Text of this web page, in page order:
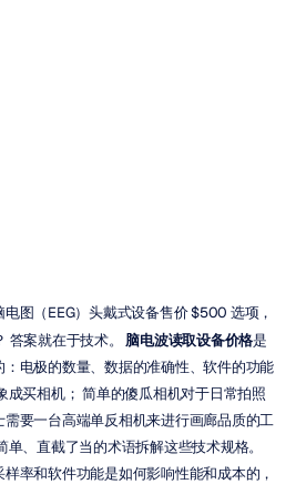
图（EEG）头戴式设备售价 $500 选项，
案就在于技术。
脑电波读取设备价格是
电极的数量、数据的准确性、软件的功能
成买相机； 简单的傻瓜相机对于日常拍照
要一台高端单反相机来进行画廊品质的工
、直截了当的术语拆解这些技术规格。
率和软件功能是如何影响性能和成本的，